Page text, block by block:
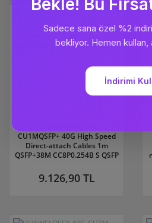
CU1MQSFP+ 40G High Speed
Direct-attach Cables 1m
QSFP+38M CC8P0.254B S QSFP
9.126,90 TL